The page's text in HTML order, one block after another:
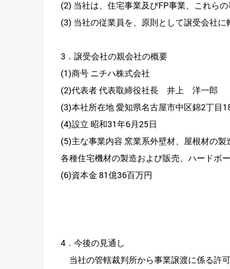
(2) 当社は、住宅事業及びFP事業、これら
(3) 当社の従業員を、原則として譲受会社に
3．譲受会社の親会社の概要
(1)商号 ニチハ株式会社
(2)代表者 代表取締役社長 井上 洋一郎
(3)本社所在地 愛知県名古屋市中区錦2丁目
(4)設立 昭和31年6月25日
(5)主な事業内容 窯業系外壁材、屋根材の製
各種住宅機材の製造および販売、ハードボ
(6)資本金 81億36百万円
4．今後の見通し
当社の管轄裁判所から事業譲渡に係る許